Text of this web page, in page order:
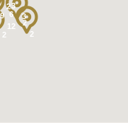
12
9 6 3
3
2
2
2
2